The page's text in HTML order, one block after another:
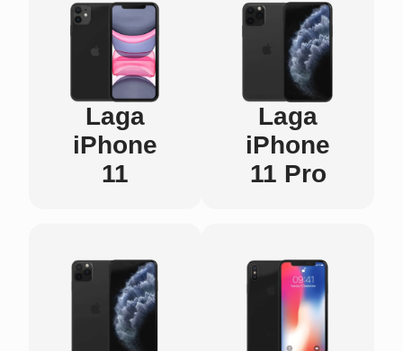
Laga
iPhone
11
Laga
iPhone
11 Pro